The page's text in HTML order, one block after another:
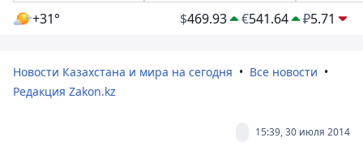
+31° $469.93 €541.64 ₽5.71
Новости Казахстана и мира на сегодня
Все новости
Редакция Zakon.kz
15:39, 30 июля 2014